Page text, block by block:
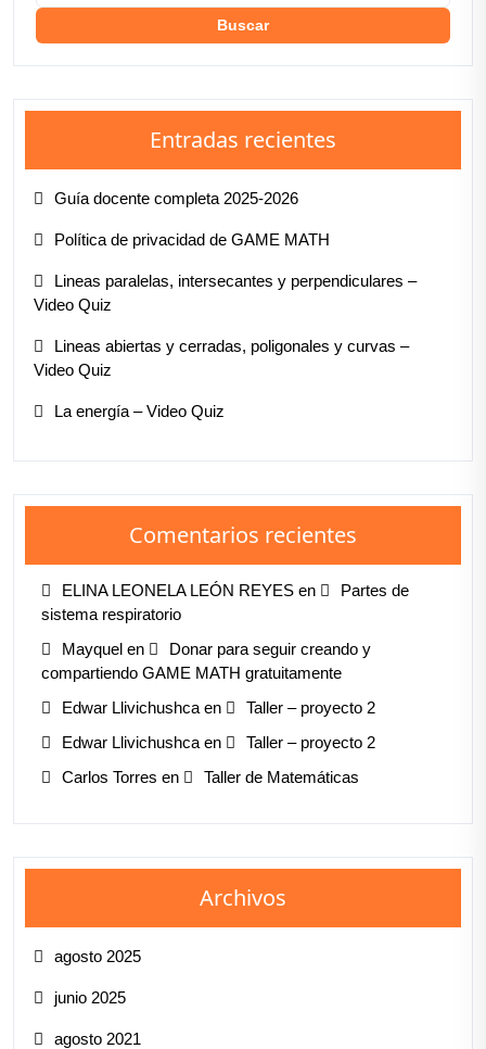
Entradas recientes
Guía docente completa 2025-2026
Política de privacidad de GAME MATH
Lineas paralelas, intersecantes y perpendiculares –
Video Quiz
Lineas abiertas y cerradas, poligonales y curvas –
Video Quiz
La energía – Video Quiz
Comentarios recientes
ELINA LEONELA LEÓN REYES en
Partes de
sistema respiratorio
Mayquel en
Donar para seguir creando y
compartiendo GAME MATH gratuitamente
Edwar Llivichushca en
Taller – proyecto 2
Edwar Llivichushca en
Taller – proyecto 2
Carlos Torres en Taller de Matemáticas
Archivos
agosto 2025
junio 2025
agosto 2021